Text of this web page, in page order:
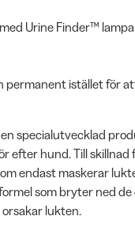
Urine Finder™
permanent istället för
specialutvecklad
efter hund. Till skillnad
endast maskerar
som bryter ned de
lukten.